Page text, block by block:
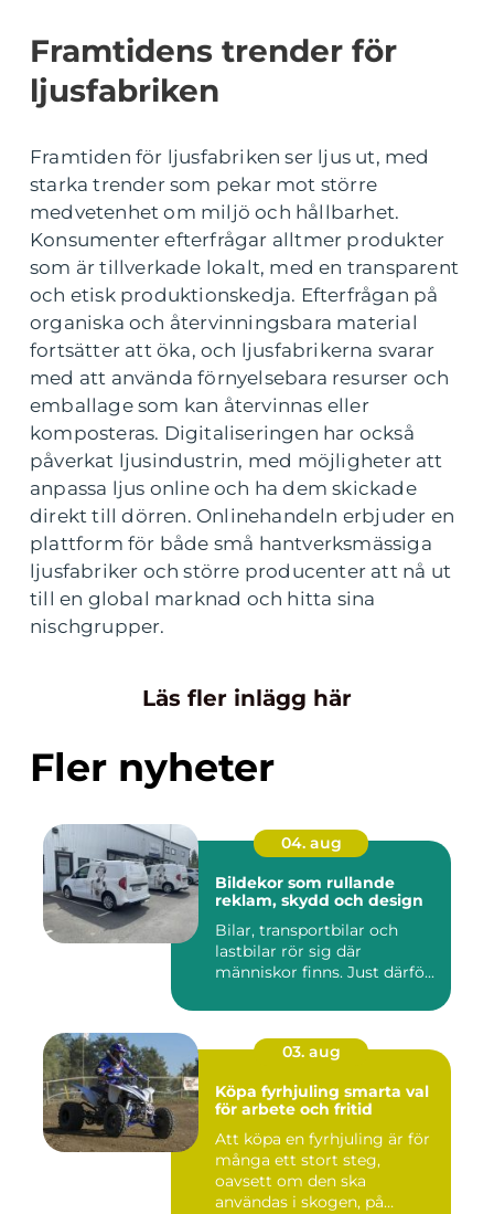
Framtidens trender för
ljusfabriken
Framtiden för ljusfabriken ser ljus ut, med
starka trender som pekar mot större
medvetenhet om miljö och hållbarhet.
Konsumenter efterfrågar alltmer produkter
som är tillverkade lokalt, med en transparent
och etisk produktionskedja. Efterfrågan på
organiska och återvinningsbara material
fortsätter att öka, och ljusfabrikerna svarar
med att använda förnyelsebara resurser och
emballage som kan återvinnas eller
komposteras. Digitaliseringen har också
påverkat ljusindustrin, med möjligheter att
anpassa ljus online och ha dem skickade
direkt till dörren. Onlinehandeln erbjuder en
plattform för både små hantverksmässiga
ljusfabriker och större producenter att nå ut
till en global marknad och hitta sina
nischgrupper.
Läs fler inlägg här
Fler nyheter
04. aug
Bildekor som rullande
reklam, skydd och design
Bilar, transportbilar och
lastbilar rör sig där
människor finns. Just därfö...
03. aug
Köpa fyrhjuling smarta val
för arbete och fritid
Att köpa en fyrhjuling är för
många ett stort steg,
oavsett om den ska
användas i skogen, på